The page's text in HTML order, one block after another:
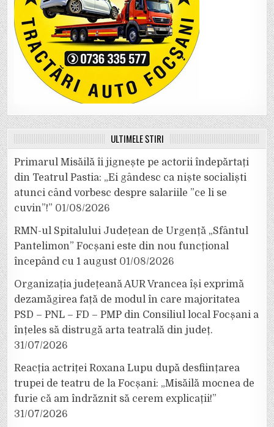
ULTIMELE ȘTIRI
Primarul Misăilă îi jignește pe actorii îndepărtați
din Teatrul Pastia: „Ei gândesc ca niște socialiști
atunci când vorbesc despre salariile ”ce li se
cuvin”!” 01/08/2026
RMN-ul Spitalului Județean de Urgență „Sfântul
Pantelimon” Focșani este din nou funcțional
începând cu 1 august 01/08/2026
Organizația județeană AUR Vrancea își exprimă
dezamăgirea față de modul în care majoritatea
PSD – PNL – FD – PMP din Consiliul local Focșani a
înțeles să distrugă arta teatrală din județ.
31/07/2026
Reacția actriței Roxana Lupu după desființarea
trupei de teatru de la Focșani: „Misăilă mocnea de
furie că am îndrăznit să cerem explicații!”
31/07/2026